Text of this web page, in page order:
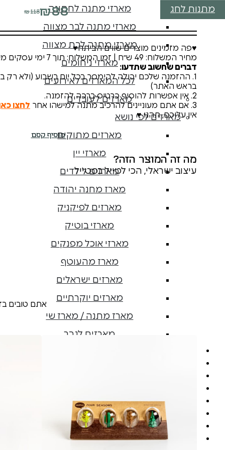
מארזי מתנה לחתונה
מארזי מתנה לבר מצווה
מארזי מתנה לבת מצווה
מארזי ניחומים
לכל המארזים לאירועים
מארזים לעובדים
מארזים לפי נושא
מארזים מתוקים
מארזי יין
מארזים לילדים
מארז מחנה יהודה
מארזים לפיקניק
מארזי בוטיק
מארזי אוכל מפנקים
מארז מהעוטף
מארזים ישראלים
מארזים יוקרתיים
מארז מתנה / מארז שי
מארזים לגבר
צרו קשר
קופסאות בארץ
קופסאות לחו"ל
קופסאות ספיישל
₪118
המחיר
המקורי
היה:
₪118.
₪88 המחיר
הנוכחי
הוא:
₪88.
♥פה מזמינים מוצרים שווים הביתה♥
מחיר המשלוח: 49 ש״ח | זמן המשלוח: תוך 7 ימי עסקים מיום ההזמנה, לכל הארץ.
דברים שחשוב שתדעו:
1. ההזמנה שלכם יכולה להימסר בכל יום בשבוע (ולא רק
בראש האתר)
2. אין אפשרות להוסיף כרטיס ברכה להזמנה.
3. אם אתם מעוניינים להרכיב מתנה למישהו אחר
לחצו
אין עליכם, תהנו ♥
מוסיף קסם
מה זה המוצר הזה?
עיצוב ישראלי, הכי לטייל בסטייל
אתם טובים
מתנות לחג